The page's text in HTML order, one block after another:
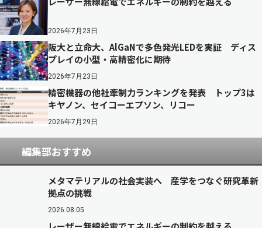
2026年7月23日
阪大と立命大、AlGaNで多色発光LEDを実証 ディス
プレイの小型・高精密化に期待
2026年7月23日
精密機器の他社牽制力ランキングを発表 トップ3は
キヤノン、セイコーエプソン、リコー
2026年7月29日
編集部おすすめ
メタマテリアルの社会実装へ 産学をつなぐ研究革新
拠点の挑戦
2026.08.05